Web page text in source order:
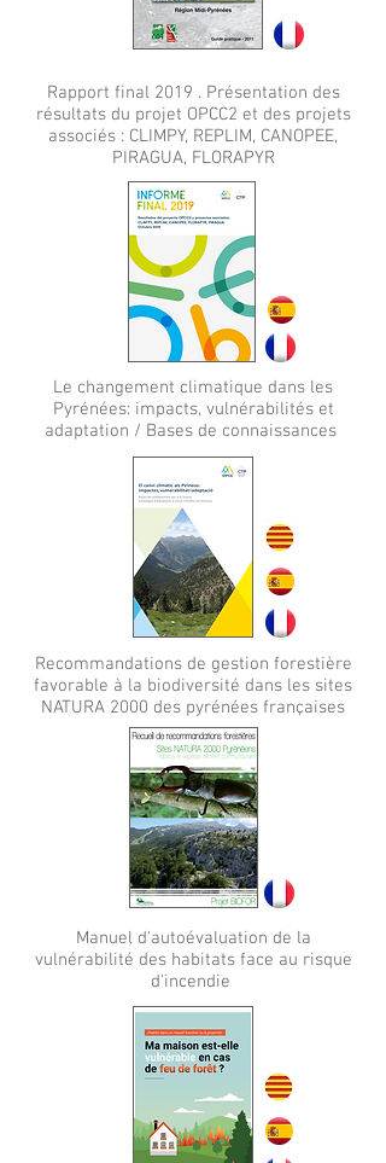
Rapport final 2019 . Présentation des
résultats du projet OPCC2 et des projets
associés : CLIMPY, REPLIM, CANOPEE,
PIRAGUA, FLORAPYR
Le changement climatique dans les
Pyrénées: impacts, vulnérabilités et
adaptation / Bases de connaissances
Recommandations de gestion forestière
favorable à la biodiversité dans les sites
NATURA 2000 des pyrénées françaises
Manuel d'autoévaluation de la
vulnérabilité des habitats face au risque
d'incendie